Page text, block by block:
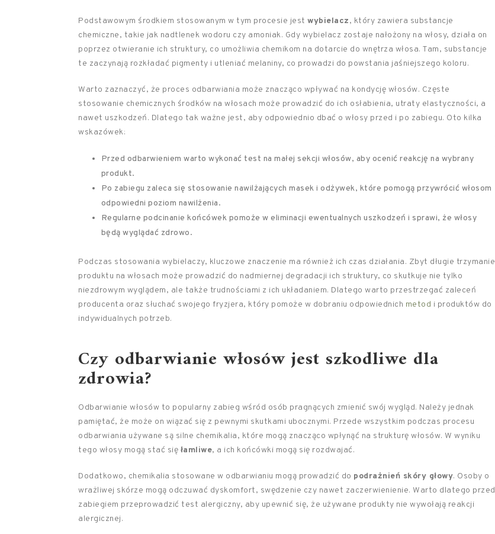
Podstawowym środkiem stosowanym w tym procesie jest wybielacz, który zawiera substancje
chemiczne, takie jak nadtlenek wodoru czy amoniak. Gdy wybielacz zostaje nałożony na włosy, działa on
poprzez otwieranie ich struktury, co umożliwia chemikom na dotarcie do wnętrza włosa. Tam, substancje
te zaczynają rozkładać pigmenty i utleniać melaniny, co prowadzi do powstania jaśniejszego koloru.
Warto zaznaczyć, że proces odbarwiania może znacząco wpływać na kondycję włosów. Częste
stosowanie chemicznych środków na włosach może prowadzić do ich osłabienia, utraty elastyczności, a
nawet uszkodzeń. Dlatego tak ważne jest, aby odpowiednio dbać o włosy przed i po zabiegu. Oto kilka
wskazówek:
Przed odbarwieniem warto wykonać test na małej sekcji włosów, aby ocenić reakcję na wybrany
produkt.
Po zabiegu zaleca się stosowanie nawilżających masek i odżywek, które pomogą przywrócić włosom
odpowiedni poziom nawilżenia.
Regularne podcinanie końcówek pomoże w eliminacji ewentualnych uszkodzeń i sprawi, że włosy
będą wyglądać zdrowo.
Podczas stosowania wybielaczy, kluczowe znaczenie ma również ich czas działania. Zbyt długie trzymanie
produktu na włosach może prowadzić do nadmiernej degradacji ich struktury, co skutkuje nie tylko
niezdrowym wyglądem, ale także trudnościami z ich układaniem. Dlatego warto przestrzegać zaleceń
producenta oraz słuchać swojego fryzjera, który pomoże w dobraniu odpowiednich metod i produktów do
indywidualnych potrzeb.
Czy odbarwianie włosów jest szkodliwe dla
zdrowia?
Odbarwianie włosów to popularny zabieg wśród osób pragnących zmienić swój wygląd. Należy jednak
pamiętać, że może on wiązać się z pewnymi skutkami ubocznymi. Przede wszystkim podczas procesu
odbarwiania używane są silne chemikalia, które mogą znacząco wpłynąć na strukturę włosów. W wyniku
tego włosy mogą stać się łamliwe, a ich końcówki mogą się rozdwajać.
Dodatkowo, chemikalia stosowane w odbarwianiu mogą prowadzić do podrażnień skóry głowy. Osoby o
wrażliwej skórze mogą odczuwać dyskomfort, swędzenie czy nawet zaczerwienienie. Warto dlatego przed
zabiegiem przeprowadzić test alergiczny, aby upewnić się, że używane produkty nie wywołają reakcji
alergicznej.